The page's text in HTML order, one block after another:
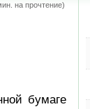
на прочтение)
бумаге